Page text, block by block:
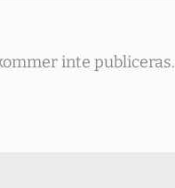
inte publiceras.